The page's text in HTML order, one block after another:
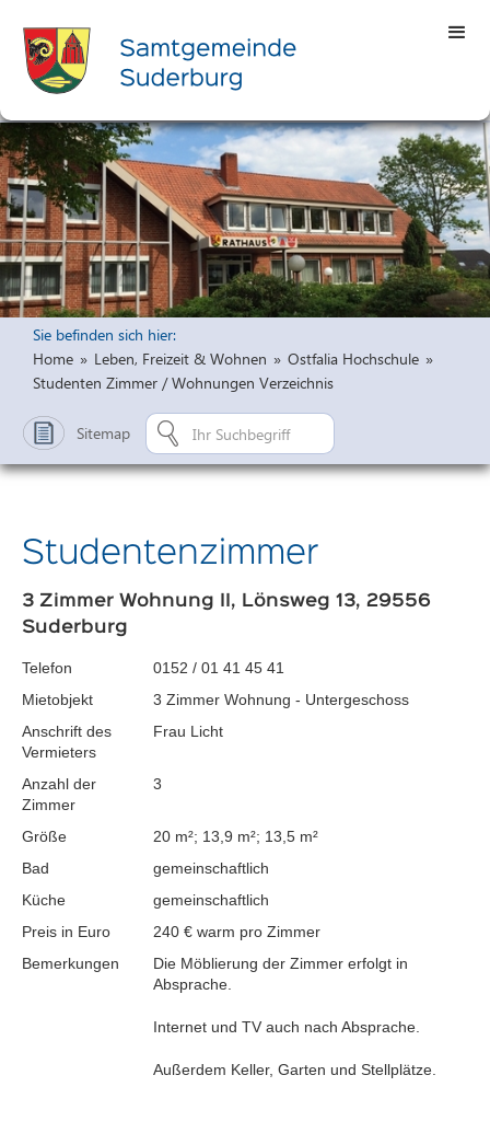
Sie befinden sich hier:
Home » Leben, Freizeit & Wohnen » Ostfalia Hochschule »
Studenten Zimmer / Wohnungen Verzeichnis
Sitemap
Studentenzimmer
3 Zimmer Wohnung II, Lönsweg 13, 29556
Suderburg
Telefon
0152 / 01 41 45 41
Mietobjekt
3 Zimmer Wohnung - Untergeschoss
Anschrift des
Vermieters
Frau Licht
Anzahl der
Zimmer
3
Größe
20 m²; 13,9 m²; 13,5 m²
Bad
gemeinschaftlich
Küche
gemeinschaftlich
Preis in Euro
240 € warm pro Zimmer
Bemerkungen
Die Möblierung der Zimmer erfolgt in
Absprache.
Internet und TV auch nach Absprache.
Außerdem Keller, Garten und Stellplätze.